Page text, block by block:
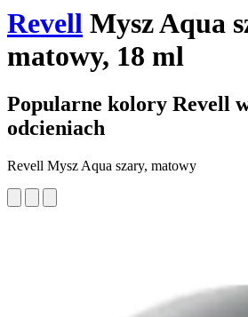
Revell Mysz Aqua
matowy, 18 ml
Popularne kolory Revell
odcieniach
Revell Mysz Aqua szary, matowy